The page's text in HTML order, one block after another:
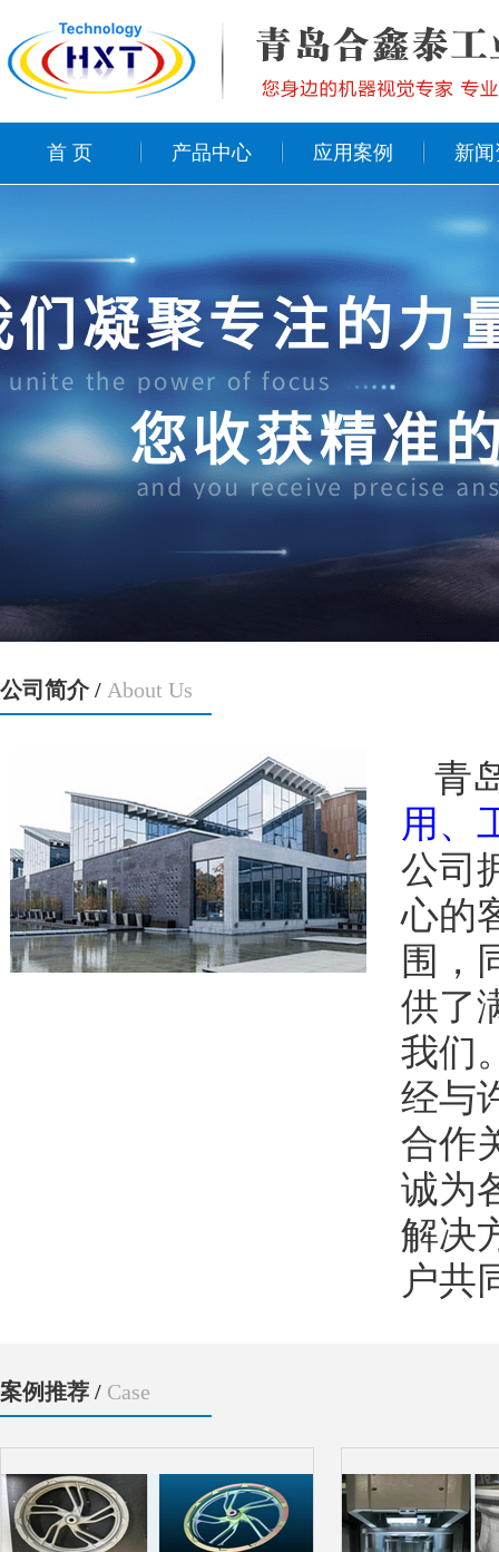
首 页 产品中心 应用案例 新
公司简介 / About Us
青
用、
公司
心的
围，
供了
我们
经与
合作
诚为
解决
户共
案例推荐 / Case